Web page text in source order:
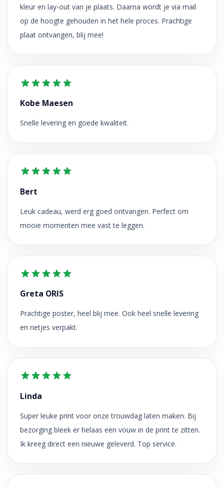
kleur en lay-out van je plaats. Daarna wordt je via mail
op de hoogte gehouden in het hele proces. Prachtige
plaat ontvangen, blij mee!
Kobe Maesen
Snelle levering en goede kwaliteit.
Bert
Leuk cadeau, werd erg goed ontvangen. Perfect om
mooie momenten mee vast te leggen.
Greta ORIS
Prachtige poster, heel blij mee. Ook heel snelle levering
en netjes verpakt.
Linda
Super leuke print voor onze trouwdag laten maken. Bij
bezorging bleek er helaas een vouw in de print te zitten.
Ik kreeg direct een nieuwe geleverd. Top service.